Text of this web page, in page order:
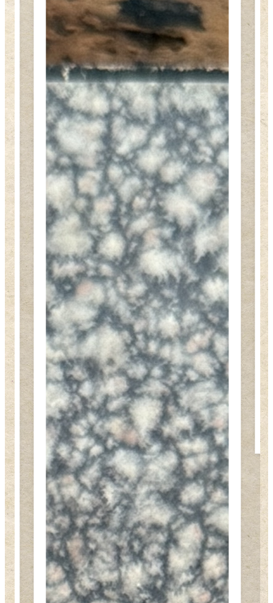
杉並区にて西冷印社の蓋付き朱肉入れを鑑定｜中国文人の聖地が生んだ名品を5万円で買取
えびす屋 買取金額 5万円